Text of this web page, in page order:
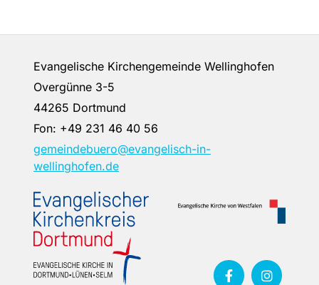
Evangelische Kirchengemeinde Wellinghofen
Overgünne 3-5
44265 Dortmund
Fon: +49 231 46 40 56
gemeindebuero@evangelisch-in-
wellinghofen.de